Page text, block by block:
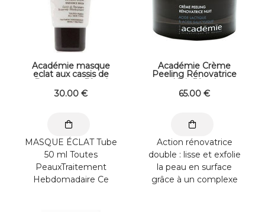
Académie masque
eclat aux cassis de
Bourgogne 50 ml
30.00 €
MASQUE ÉCLAT Tube
50 ml Toutes
PeauxTraitement
Hebdomadaire Ce
Académie Crème
Peeling Rénovatrice
Nuit 50 ml
65.00 €
Action rénovatrice
double : lisse et exfolie
la peau en surface
grâce à un complexe